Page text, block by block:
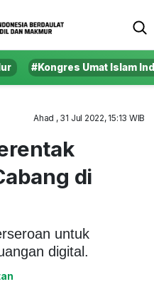
#Kongres Umat Islam
Ahad , 31 Jul 2022, 15:13 WIB
di
untuk
digital.